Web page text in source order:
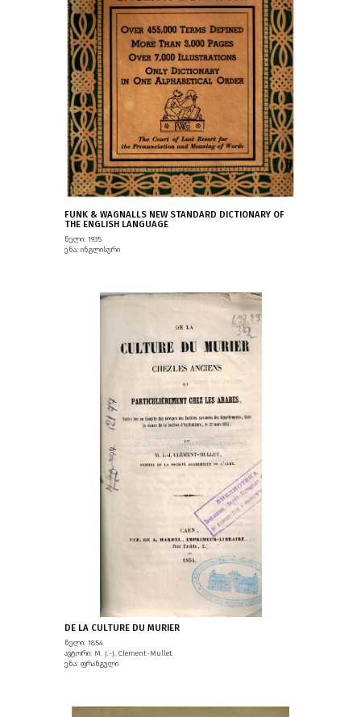
FUNK & WAGNALLS NEW STANDARD DICTIONARY OF
THE ENGLISH LANGUAGE
წელი: 1935
ენა: ინგლისური
DE LA CULTURE DU MURIER
წელი: 1854
ავტორი: M. J.-J. Clement-Mullet
ენა: ფრანგული